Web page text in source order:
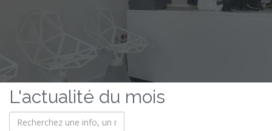
L'actualité du mois